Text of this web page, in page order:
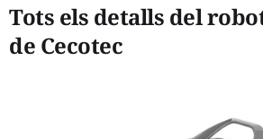
Tots els detalls del
de Cecotec